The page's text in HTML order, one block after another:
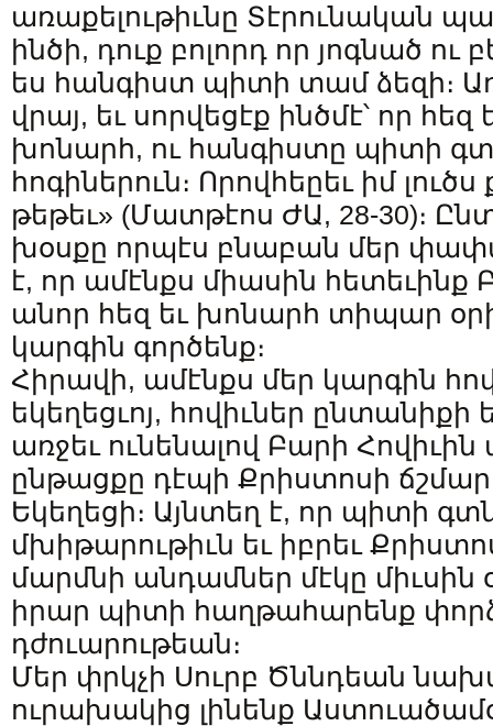
առաքելութիւնը Տէրունական
ինծի, դուք բոլորդ որ յոգնած ու
ես հանգիստ պիտի տամ ձեզի։
վրայ, եւ սորվեցէք ինծմէ՝ որ հեզ
խոնարհ, ու հանգիստը պիտի
հոգիներուն։ Որովհեըեւ իմ լուծս
թեթեւ» (Մատթէոս ԺԱ, 28-30)։
խօսքը որպէս բնաբան մեր
է, որ ամէնքս միասին հետեւինք
անոր հեզ եւ խոնարհ տիպար
կարգին գործենք։
Հիրավի, ամէնքս մեր կարգին
եկեղեցւոյ, հովիւներ ընտանիքի
առջեւ ունենալով Բարի Հովիւին
ընթացքը դէպի Քրիստոսի
Եկեղեցի։ Այնտեղ է, որ պիտի
մխիթարութիւն եւ իբրեւ
մարմնի անդամներ մէկը միւսին
իրար պիտի հաղթահարենք
դժուարութեան։
Մեր փրկչի Սուրբ Ծննդեան
ուրախակից լինենք